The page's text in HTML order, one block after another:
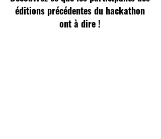
éditions précédentes du hackathon
ont à dire !